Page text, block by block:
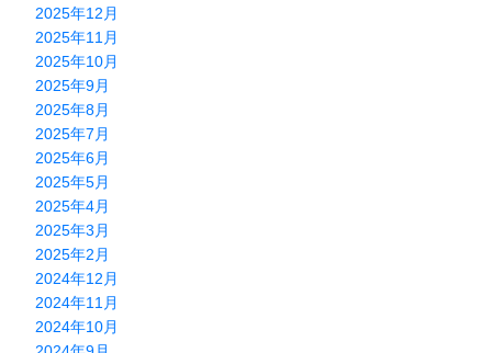
2025年12月
2025年11月
2025年10月
2025年9月
2025年8月
2025年7月
2025年6月
2025年5月
2025年4月
2025年3月
2025年2月
2024年12月
2024年11月
2024年10月